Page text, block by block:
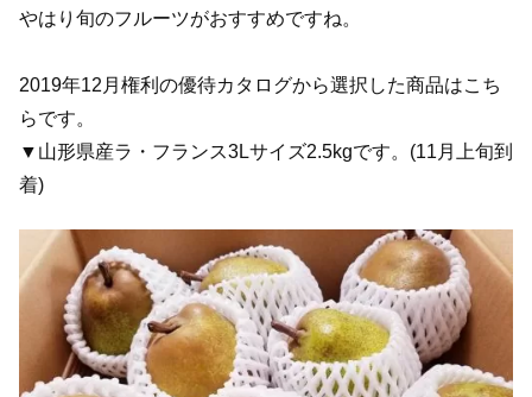
やはり旬のフルーツがおすすめですね。
2019年12月権利の優待カタログから選択した商品はこち
らです。
▼山形県産ラ・フランス3Lサイズ2.5kgです。(11月上旬到
着)